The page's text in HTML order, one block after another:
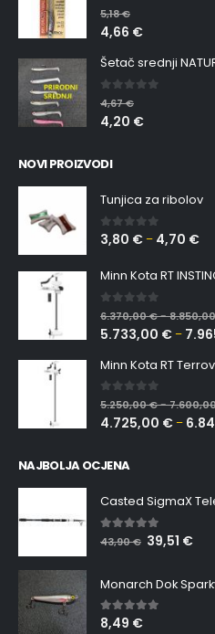
5.00out of 5
5,18€
4,66 €
0 out of 5
4,67€
4,20 €
NOVI PROIZVODI
Tunjica za ribolov
0 out of 5
3,80 € – 4,70 €
Minn Kota RT
0 out of 5
6.370,00€–
5.733,00 € –
Minn Kota RT
0 out of 5
5.250,00€–
4.725,00 € –
NAJBOLJA OCJENA
Casted SigmaX
5.00 out of 5
43,90€ 39,51 €
Monarch Dok
5.00 out of 5
8,49 €